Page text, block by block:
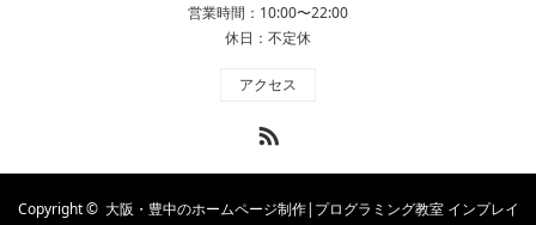
営業時間：10:00〜22:00
休日：不定休
アクセス
Copyright © 大阪・豊中のホームページ制作|プログラミング教室 インプレイ